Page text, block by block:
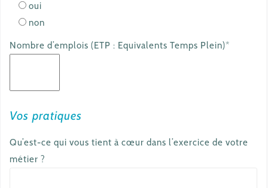
oui
non
Nombre d’emplois (ETP : Equivalents Temps Plein)*
Vos pratiques
Qu’est-ce qui vous tient à cœur dans l’exercice de votre
métier ?